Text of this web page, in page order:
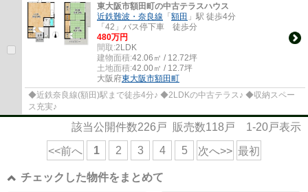
東大阪市額田町の中古テラスハウス
近鉄難波・奈良線 「額田 」駅 徒歩4分
「42」バス停下車 徒歩分
480万円
間取:2LDK
建物面積:42.06㎡ / 12.72坪
土地面積:42.00㎡ / 12.7坪
大阪府東大阪市額田町
◆近鉄奈良線(額田)駅まで徒歩4分♪ ◆2LDKの中古テラス♪ ◆収納スペー
ス充実♪
該当公開件数226 戸 販売数118 戸 1-20戸表示
<<前へ 1 2 3 4 5 次へ>> 最初
チェックした物件をまとめて